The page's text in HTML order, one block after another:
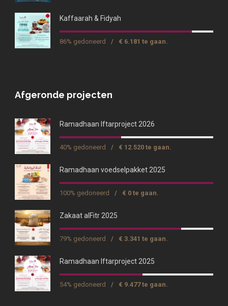
Kaffaarah & Fidyah
86% gedoneerd / € 6.181 te gaan.
Afgeronde projecten
Ramadhaan Iftarproject 2026
40% gedoneerd / € 12.520 te gaan.
Ramadhaan voedselpakket 2025
100% gedoneerd / € 0 te gaan.
Zakaat alFitr 2025
79% gedoneerd / € 3.341 te gaan.
Ramadhaan Iftarproject 2025
54% gedoneerd / € 9.477 te gaan.